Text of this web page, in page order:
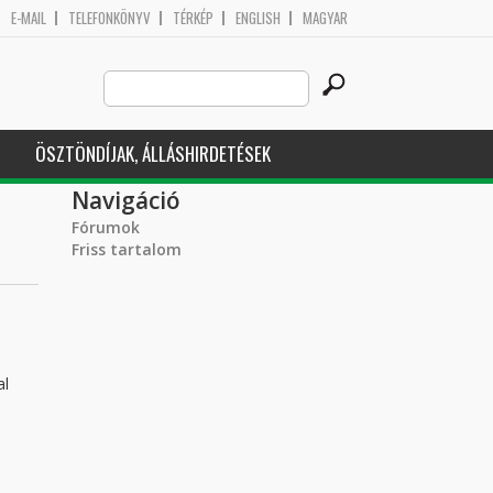
E-MAIL TELEFONKÖNYV TÉRKÉP ENGLISH MAGYAR
Search
this
site
ÖSZTÖNDÍJAK, ÁLLÁSHIRDETÉSEK
Navigáció
Fórumok
Friss tartalom